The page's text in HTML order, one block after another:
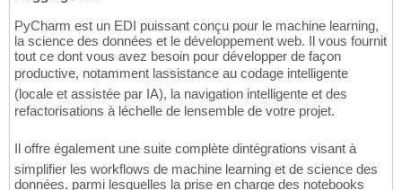
PyCharm est un EDI puissant conçu pour le machine learning,
la science des données et le développement web. Il vous fournit
tout ce dont vous avez besoin pour développer de façon
productive, notamment lassistance au codage intelligente
(locale et assistée par IA), la navigation intelligente et des
refactorisations à léchelle de lensemble de votre projet.
Il offre également une suite complète dintégrations visant à
simplifier les workflows de machine learning et de science des
données, parmi lesquelles la prise en charge des notebooks